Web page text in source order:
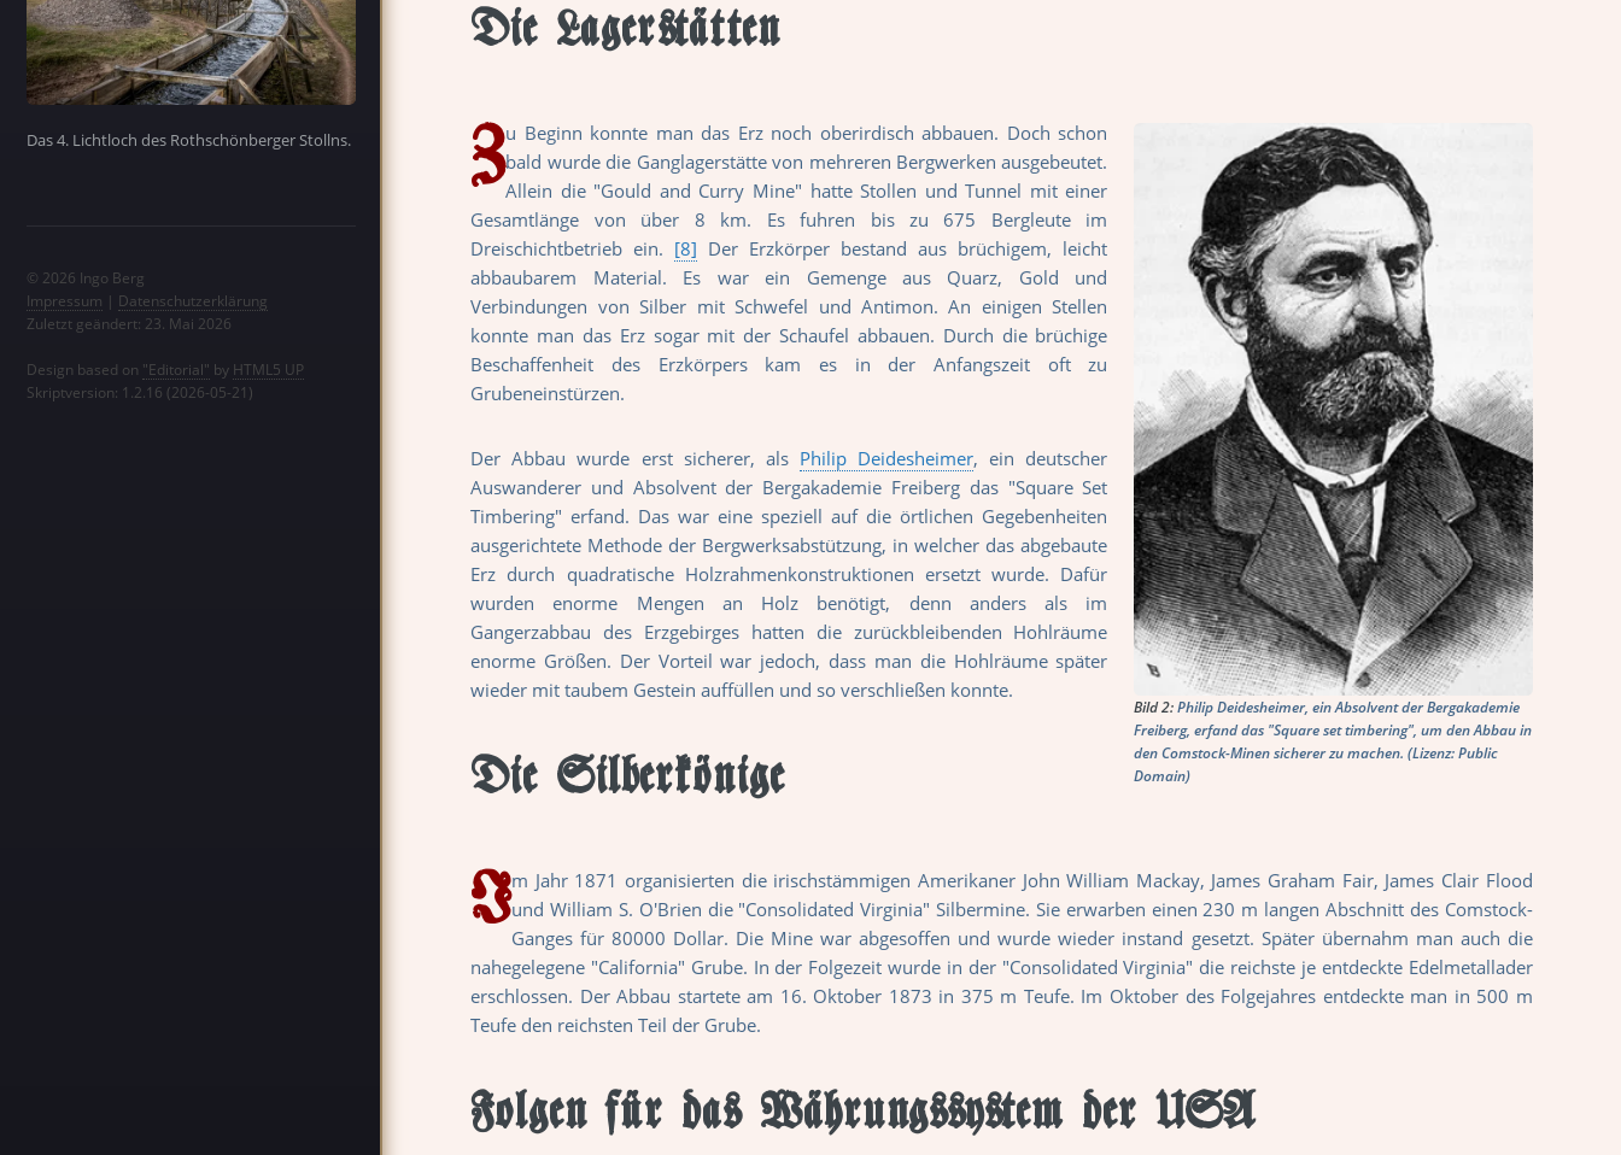
Die Lagerstätten
Bild 2:Philip Deidesheimer, ein Absolvent der Bergakademie
Freiberg, erfand das "Square set timbering", um den Abbau in
den Comstock-Minen sicherer zu machen. (Lizenz: Public
Domain)
Zu Beginn konnte man das Erz noch oberirdisch abbauen. Doch schon
bald wurde die Ganglagerstätte von mehreren Bergwerken ausgebeutet.
Allein die "Gould and Curry Mine" hatte Stollen und Tunnel mit einer
Gesamtlänge von über 8 km. Es fuhren bis zu 675 Bergleute im
Dreischichtbetrieb ein. [8] Der Erzkörper bestand aus brüchigem, leicht
abbaubarem Material. Es war ein Gemenge aus Quarz, Gold und
Verbindungen von Silber mit Schwefel und Antimon. An einigen Stellen
konnte man das Erz sogar mit der Schaufel abbauen. Durch die brüchige
Beschaffenheit des Erzkörpers kam es in der Anfangszeit oft zu
Grubeneinstürzen.
Der Abbau wurde erst sicherer, als Philip Deidesheimer, ein deutscher
Auswanderer und Absolvent der Bergakademie Freiberg das "Square Set
Timbering" erfand. Das war eine speziell auf die örtlichen Gegebenheiten
ausgerichtete Methode der Bergwerksabstützung, in welcher das abgebaute
Erz durch quadratische Holzrahmenkonstruktionen ersetzt wurde. Dafür
wurden enorme Mengen an Holz benötigt, denn anders als im
Gangerzabbau des Erzgebirges hatten die zurückbleibenden Hohlräume
enorme Größen. Der Vorteil war jedoch, dass man die Hohlräume später
wieder mit taubem Gestein auffüllen und so verschließen konnte.
Die Silberkönige
Im Jahr 1871 organisierten die irischstämmigen Amerikaner John William Mackay, James Graham Fair, James Clair Flood
und William S. O'Brien die "Consolidated Virginia" Silbermine. Sie erwarben einen 230 m langen Abschnitt des Comstock-
Ganges für 80000 Dollar. Die Mine war abgesoffen und wurde wieder instand gesetzt. Später übernahm man auch die
nahegelegene "California" Grube. In der Folgezeit wurde in der "Consolidated Virginia" die reichste je entdeckte Edelmetallader
erschlossen. Der Abbau startete am 16. Oktober 1873 in 375 m Teufe. Im Oktober des Folgejahres entdeckte man in 500 m
Teufe den reichsten Teil der Grube.
Folgen für das Währungssystem der USA
Das 4. Lichtloch des Rothschönberger Stollns.
© 2026 Ingo Berg
Impressum | Datenschutzerklärung
Zuletzt geändert: 23. Mai 2026
Design based on "Editorial" by HTML5 UP
Skriptversion: 1.2.16 (2026-05-21)